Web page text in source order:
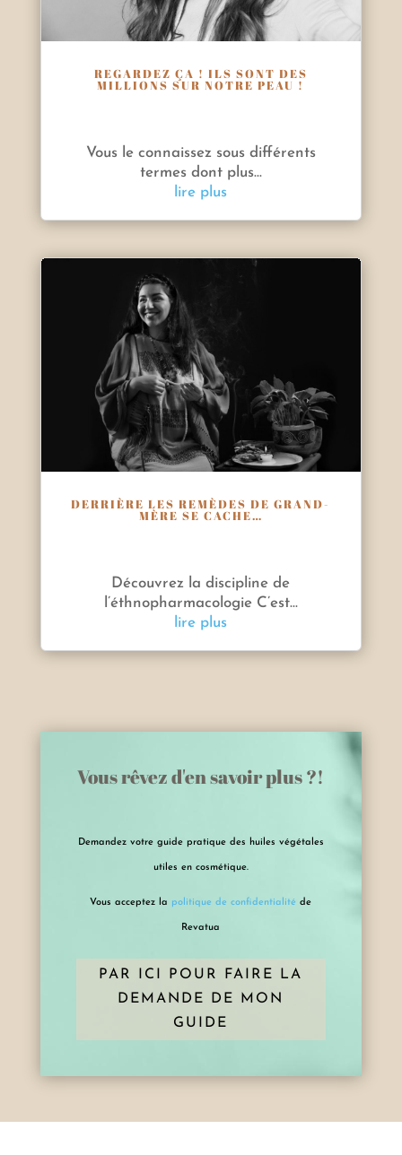
REGARDEZ ÇA ! ILS SONT DES
MILLIONS SUR NOTRE PEAU !
Vous le connaissez sous différents
termes dont plus...
lire plus
DERRIÈRE LES REMÈDES DE GRAND-
MÈRE SE CACHE…
Découvrez la discipline de
l’éthnopharmacologie C’est...
lire plus
Vous rêvez d'en savoir plus ?!
Demandez votre guide pratique des huiles végétales
utiles en cosmétique.
Vous acceptez la politique de confidentialité de
Revatua
PAR ICI POUR FAIRE LA
DEMANDE DE MON
GUIDE